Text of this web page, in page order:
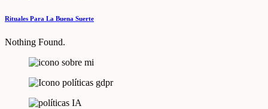
Rituales Para La Buena Suerte
Nothing Found.